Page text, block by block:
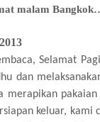
malam
Selamat
dan
merapikan
keluar,